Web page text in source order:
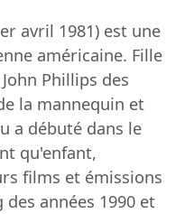
avril 1981) est une
américaine. Fille
Phillips des
la mannequin et
a débuté dans le
qu'enfant,
films et émissions
années 1990 et